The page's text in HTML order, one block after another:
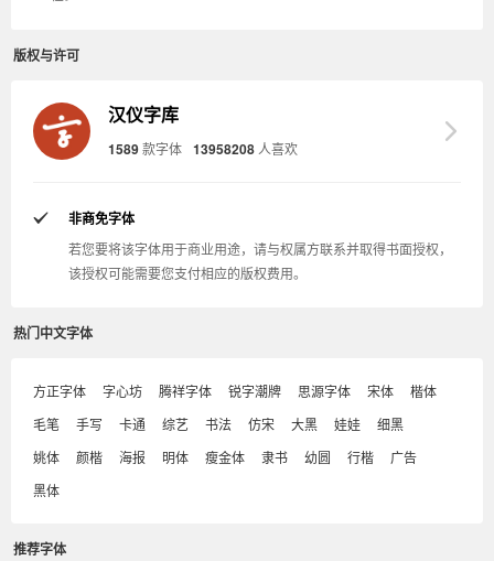
版权与许可
汉仪字库
1589款字体 13958208 人喜欢
非商免字体
若您要将该字体用于商业用途，请与权属方联系并取得书面授权，
该授权可能需要您支付相应的版权费用。
热门中文字体
方正字体 字心坊 腾祥字体 锐字潮牌 思源字体 宋体
楷体
毛笔
手写 卡通 综艺 书法 仿宋 大黑 娃娃
细黑
姚体
颜楷 海报 明体 瘦金体 隶书 幼圆 行楷
广告
黑体
推荐字体